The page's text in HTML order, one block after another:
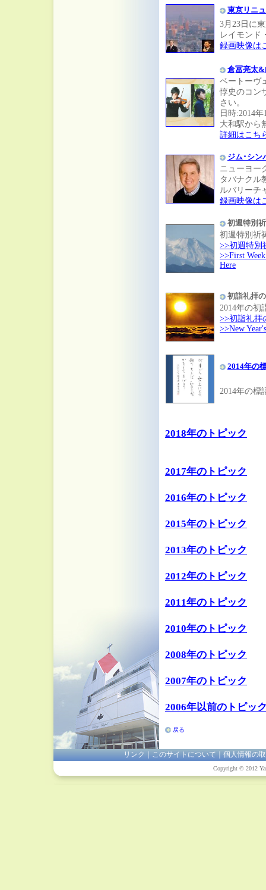
東京リニ
3月23日に
レイモンド
録画映像は
倉冨亮太&
ベートーヴ
惇史のコン
さい。
日時:2014
大和駅から
詳細はこち
ジム･シン
ニューヨー
タバナクル
ルバリーチ
録画映像は
初週特別
初週特別祈
>>初週特別
>>First
Here
初詣礼拝
2014年の初
>>初詣礼拝
>>New
2014年の
2014年の標
2018年のトピック
2017年のトピック
2016年のトピック
2015年のトピック
2013年のトピック
2012年のトピック
2011年のトピック
2010年のトピック
2008年のトピック
2007年のトピック
2006年以前のトピッ
戻る
リンク｜このサイトについて｜個人情報の
Copyright © 2012